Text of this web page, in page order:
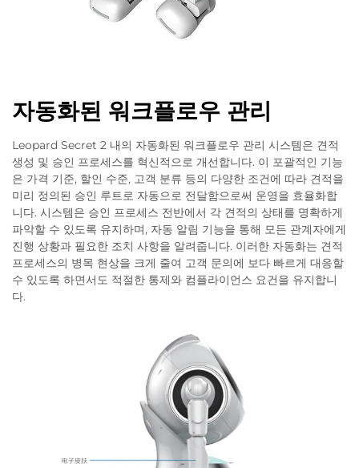
자동화된 워크플로우 관리
Leopard Secret 2 내의 자동화된 워크플로우 관리 시스템은 견적
생성 및 승인 프로세스를 혁신적으로 개선합니다. 이 포괄적인 기능
은 가격 기준, 할인 수준, 고객 분류 등의 다양한 조건에 따라 견적을
미리 정의된 승인 루트로 자동으로 전달함으로써 운영을 효율화합
니다. 시스템은 승인 프로세스 전반에서 각 견적의 상태를 명확하게
파악할 수 있도록 유지하며, 자동 알림 기능을 통해 모든 관계자에게
진행 상황과 필요한 조치 사항을 알려줍니다. 이러한 자동화는 견적
프로세스의 병목 현상을 크게 줄여 고객 문의에 보다 빠르게 대응할
수 있도록 하면서도 적절한 통제와 컴플라이언스 요건을 유지합니
다.